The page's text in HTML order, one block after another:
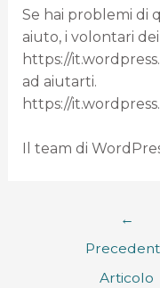
Se hai problemi di
aiuto, i volontari
https://
ad aiutarti.
https://
Il team di
←
Articolo